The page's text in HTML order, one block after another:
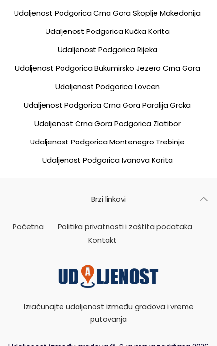
Udaljenost Podgorica Crna Gora Skoplje Makedonija
Udaljenost Podgorica Kučka Korita
Udaljenost Podgorica Rijeka
Udaljenost Podgorica Bukumirsko Jezero Crna Gora
Udaljenost Podgorica Lovcen
Udaljenost Podgorica Crna Gora Paralija Grcka
Udaljenost Crna Gora Podgorica Zlatibor
Udaljenost Podgorica Montenegro Trebinje
Udaljenost Podgorica Ivanova Korita
Brzi linkovi
Početna
Politika privatnosti i zaštita podataka
Kontakt
Izračunajte udaljenost između gradova i vreme
putovanja